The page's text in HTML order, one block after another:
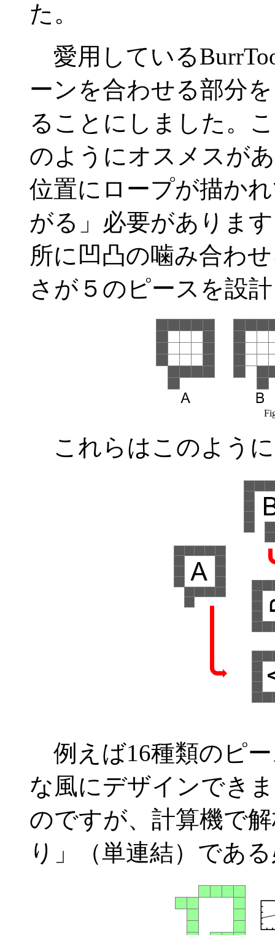
た。
愛用している
ーンを合わせる部分
ることにしました。
のようにオスメスが
位置にロープが描か
がる」必要がありま
所に凹凸の噛み合わ
さが５のピースを設
これらはこのよう
例えば16種類のピ
な風にデザインでき
のですが、計算機で
り」（単連結）であ